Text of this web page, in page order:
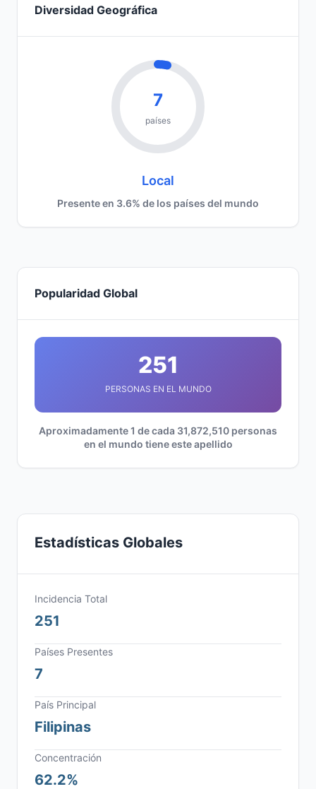
Diversidad Geográfica
7
países
Local
Presente en 3.6% de los países del mundo
Popularidad Global
251
PERSONAS EN EL MUNDO
Aproximadamente 1 de cada 31,872,510 personas
en el mundo tiene este apellido
Estadísticas Globales
Incidencia Total
251
Países Presentes
7
País Principal
Filipinas
Concentración
62.2%